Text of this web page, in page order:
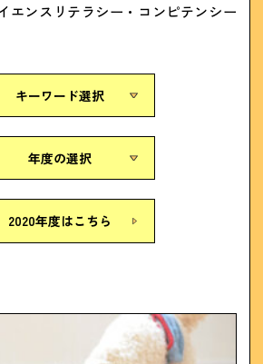
エンスリテラシー・コンピテンシー
キーワード選択
年度の選択
2020年度はこちら